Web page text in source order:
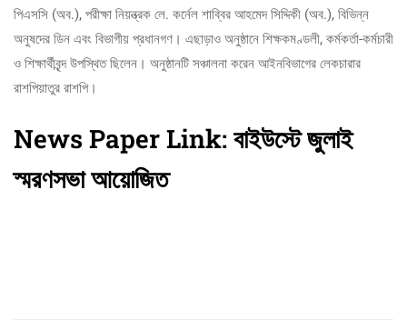
পিএসসি (অব.), পরীক্ষা নিয়ন্ত্রক লে. কর্নেল শাব্বির আহমেদ সিদ্দিকী (অব.), বিভিন্ন
অনুষদের ডিন এবং বিভাগীয় প্রধানগণ। এছাড়াও অনুষ্ঠানে শিক্ষকমণ্ডলী, কর্মকর্তা-কর্মচারী
ও শিক্ষার্থীবৃন্দ উপস্থিত ছিলেন। অনুষ্ঠানটি সঞ্চালনা করেন আইনবিভাগের লেকচারার
রাশপিয়াতুর রাশপি।
News Paper Link:বাইউস্টে জুলাই
স্মরণসভা আয়োজিত